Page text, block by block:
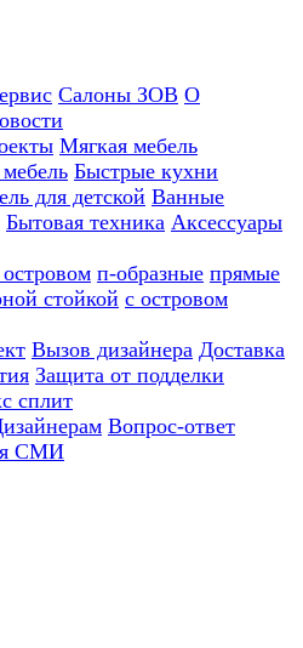
Салоны ЗОВ О
Мягкая мебель
Быстрые кухни
для детской Ванные
Бытовая техника Аксессуары
п-образные прямые
стойкой с островом
Вызов дизайнера Доставка
Защита от подделки
сплит
Вопрос-ответ
СМИ